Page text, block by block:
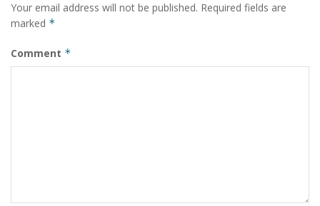
Your email address will not be published. Required fields are
marked *
Comment *